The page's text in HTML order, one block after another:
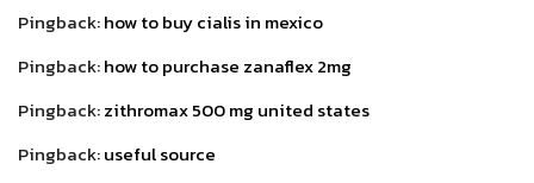
Pingback:how to buy cialis in mexico
Pingback:how to purchase zanaflex 2mg
Pingback:zithromax 500 mg united states
Pingback:useful source